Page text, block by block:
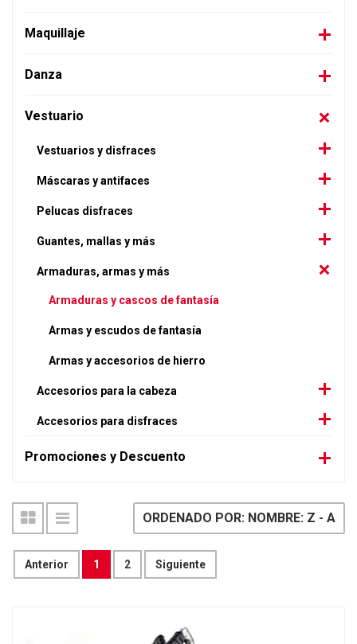
Maquillaje
Danza
Vestuario
Vestuarios y disfraces
Máscaras y antifaces
Pelucas disfraces
Guantes, mallas y más
Armaduras, armas y más
Armaduras y cascos de fantasía
Armas y escudos de fantasía
Armas y accesorios de hierro
Accesorios para la cabeza
Accesorios para disfraces
Promociones y Descuento
Anterior 1 2 Siguiente
ORDENADO POR: NOMBRE: Z - A